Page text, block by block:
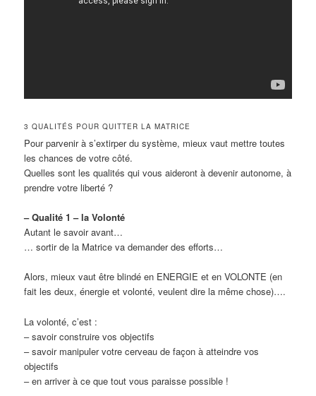
3 QUALITÉS POUR QUITTER LA MATRICE
Pour parvenir à s’extirper du système, mieux vaut mettre toutes
les chances de votre côté.
Quelles sont les qualités qui vous aideront à devenir autonome, à
prendre votre liberté ?
– Qualité 1 – la Volonté
Autant le savoir avant…
… sortir de la Matrice va demander des efforts…
Alors, mieux vaut être blindé en ENERGIE et en VOLONTE (en
fait les deux, énergie et volonté, veulent dire la même chose)….
La volonté, c’est :
– savoir construire vos objectifs
– savoir manipuler votre cerveau de façon à atteindre vos
objectifs
– en arriver à ce que tout vous paraisse possible !